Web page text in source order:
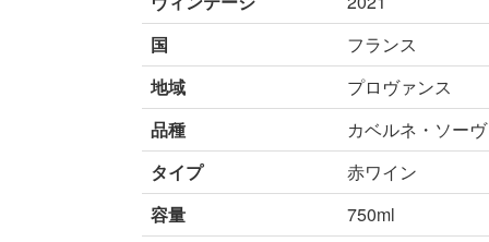
国
フランス
地域
プロヴァンス
品種
カベルネ・ソー
タイプ
赤ワイン
容量
750ml